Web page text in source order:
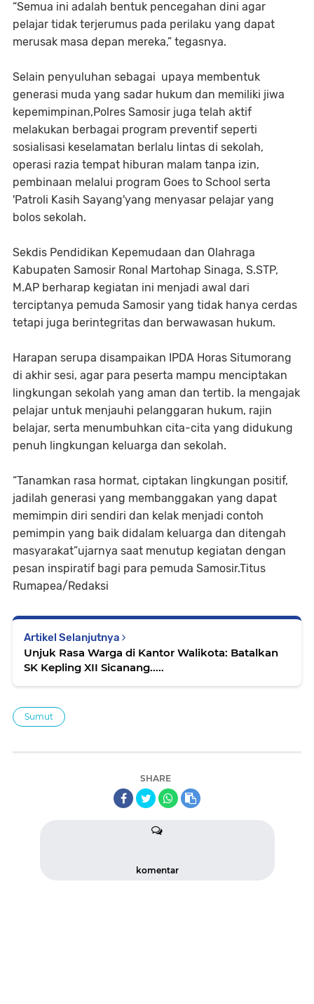
“Semua ini adalah bentuk pencegahan dini agar
pelajar tidak terjerumus pada perilaku yang dapat
merusak masa depan mereka,” tegasnya.
Selain penyuluhan sebagai upaya membentuk
generasi muda yang sadar hukum dan memiliki jiwa
kepemimpinan,Polres Samosir juga telah aktif
melakukan berbagai program preventif seperti
sosialisasi keselamatan berlalu lintas di sekolah,
operasi razia tempat hiburan malam tanpa izin,
pembinaan melalui program Goes to School serta
'Patroli Kasih Sayang'yang menyasar pelajar yang
bolos sekolah.
Sekdis Pendidikan Kepemudaan dan Olahraga
Kabupaten Samosir Ronal Martohap Sinaga, S.STP,
M.AP berharap kegiatan ini menjadi awal dari
terciptanya pemuda Samosir yang tidak hanya cerdas
tetapi juga berintegritas dan berwawasan hukum.
Harapan serupa disampaikan IPDA Horas Situmorang
di akhir sesi, agar para peserta mampu menciptakan
lingkungan sekolah yang aman dan tertib. Ia mengajak
pelajar untuk menjauhi pelanggaran hukum, rajin
belajar, serta menumbuhkan cita-cita yang didukung
penuh lingkungan keluarga dan sekolah.
“Tanamkan rasa hormat, ciptakan lingkungan positif,
jadilah generasi yang membanggakan yang dapat
memimpin diri sendiri dan kelak menjadi contoh
pemimpin yang baik didalam keluarga dan ditengah
masyarakat”ujarnya saat menutup kegiatan dengan
pesan inspiratif bagi para pemuda Samosir.Titus
Rumapea/Redaksi
Artikel Selanjutnya
Unjuk Rasa Warga di Kantor Walikota: Batalkan
SK Kepling XII Sicanang.....
Sumut
SHARE
komentar